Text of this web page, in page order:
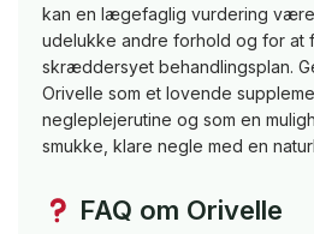
kan en lægefaglig vurdering
udelukke andre forhold og for at
skræddersyet behandlingsplan.
Orivelle som et lovende
negleplejerutine og som en
smukke, klare negle med en
FAQ om Orivelle